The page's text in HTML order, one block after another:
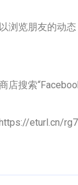
览朋友的动态
搜索
eturl.cn/